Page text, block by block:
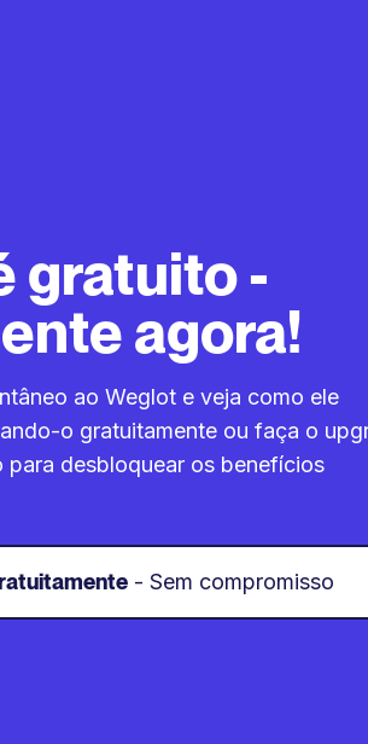
gratuito -
agora!
ao Weglot e veja como ele
o gratuitamente ou faça o
para desbloquear os benefícios
- Sem compromisso